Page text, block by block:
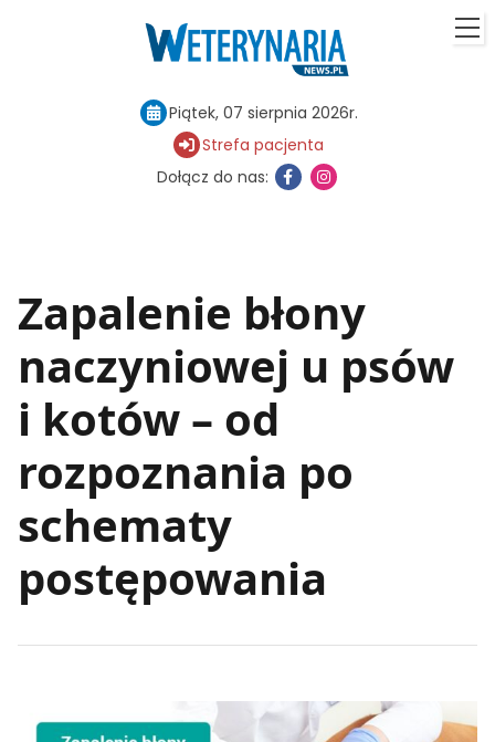
Piątek, 07 sierpnia 2026r.
Strefa pacjenta
Dołącz do nas:
Zapalenie błony
naczyniowej u psów
i kotów – od
rozpoznania po
schematy
postępowania